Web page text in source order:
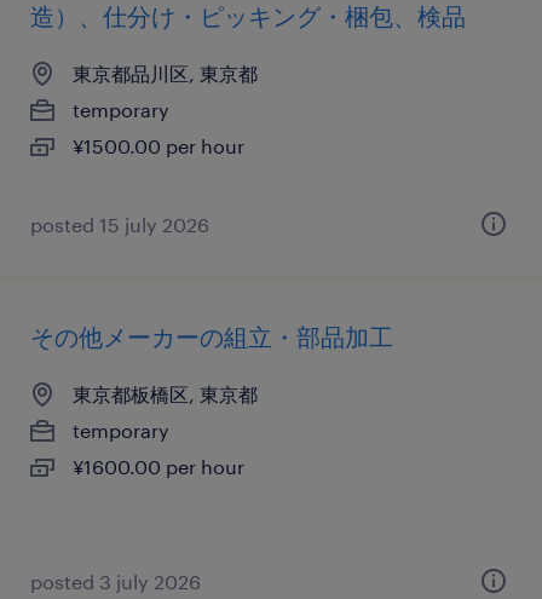
造）、仕分け・ピッキング・梱包、検品
東京都品川区, 東京都
temporary
¥1500.00 per hour
posted 15 july 2026
その他メーカーの組立・部品加工
東京都板橋区, 東京都
temporary
¥1600.00 per hour
posted 3 july 2026